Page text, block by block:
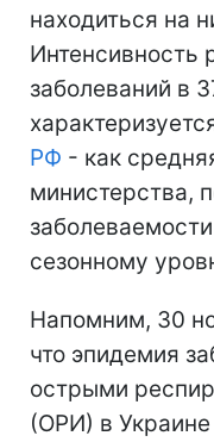
находиться на
Интенсивность
заболеваний в
РФ - как
министерства,
сезонному
Напомним, 30
что эпидемия
острыми
(ОРИ) в